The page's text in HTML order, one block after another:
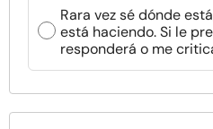
Rara vez sé dónde
está haciendo. Si le
responderá o me